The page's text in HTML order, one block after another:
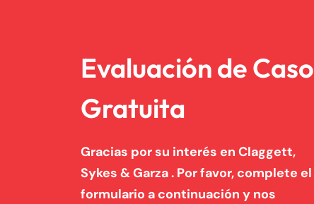
Evaluación de Caso
Gratuita
Gracias por su interés en Claggett,
Sykes & Garza . Por favor, complete el
formulario a continuación y nos